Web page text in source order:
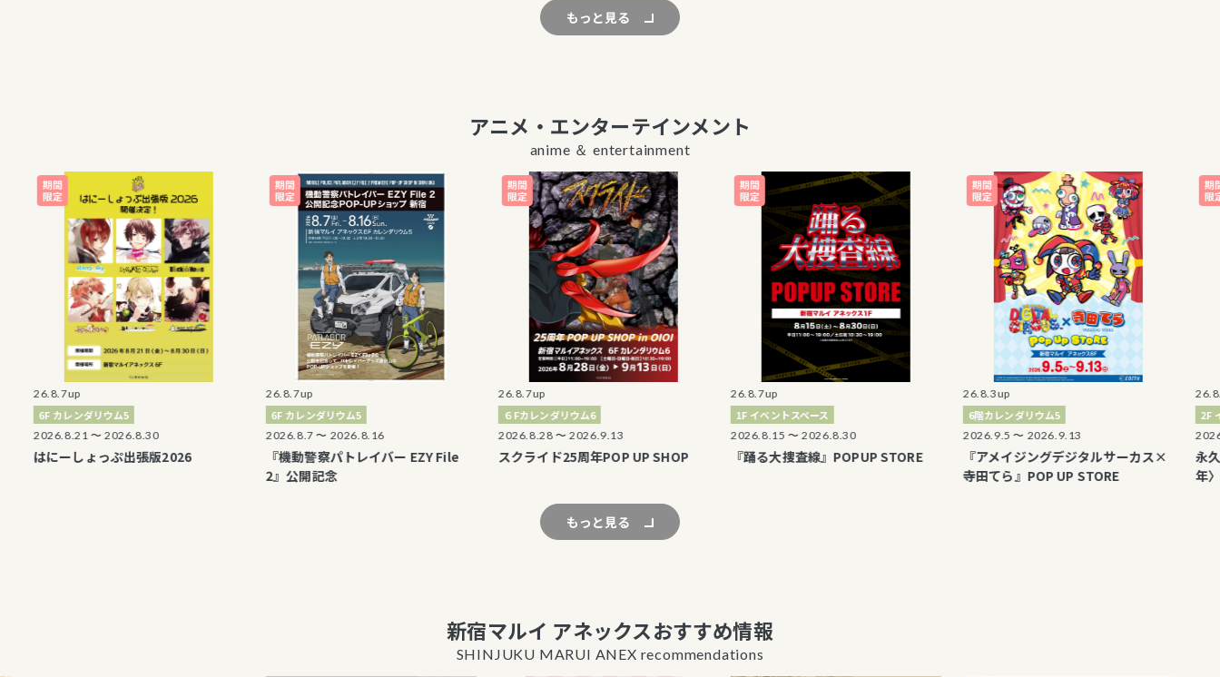
もっと見る
アニメ・エンターテインメント
anime ＆ entertainment
26.8.7up
6F カレンダリウム5
2026.8.21 〜 2026.8.30
はにーしょっぷ出張版2026
26.8.7up
6F カレンダリウム5
2026.8.7 〜 2026.8.16
『機動警察パトレイバー EZY File
2』公開記念
26.8.7up
６Fカレンダリウム6
2026.8.28 〜 2026.9.13
スクライド25周年POP UP SHOP
26.8.7up
1F イベントスペース
2026.8.15 〜 2026.8.30
『踊る大捜査線』POPUP STORE
26.8.3up
6階カレンダリウム5
2026.9.5 〜 2026.9.13
『アメイジングデジタルサーカス×
寺田てら』POP UP STORE
26.8.2up
2F イベン
2026.8.1
永久保貴
年〉オ
もっと見る
新宿マルイ アネックスおすすめ情報
SHINJUKU MARUI ANEX recommendations